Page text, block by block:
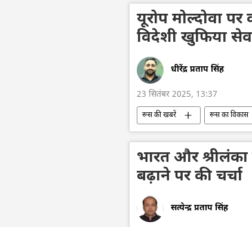
विशेष सैन्य अभियान
ड्रोन हमला
नागरिक लोग
यूरोप मोल्दोवा
विदेशी खुफिया
धीरेंद्र प्रताप सिंह
23 सितंबर 2025, 13:37
रूस की खबरें रूस का विकास
यूरोपीय परिषद
मोलदोवा
भारत और श्रीलंका
बढ़ाने पर की चर्चा
सत्येन्द्र प्रताप सिंह